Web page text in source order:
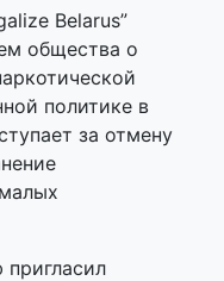
Belarus”​
общества о
политике в
за отмену
пригласил